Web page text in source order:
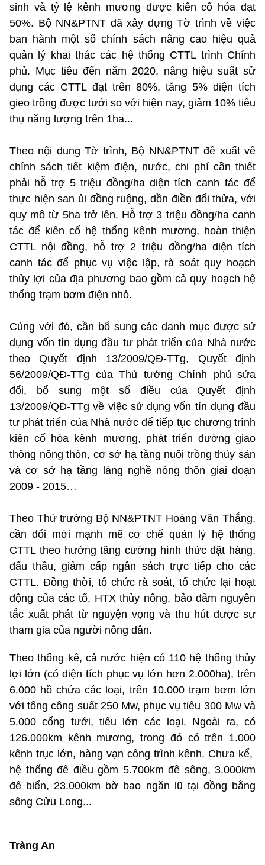
sinh và tỷ lệ kênh mương được kiên cố hóa đạt
50%. Bộ NN&PTNT đã xây dựng Tờ trình về việc
ban hành một số chính sách nâng cao hiệu quả
quản lý khai thác các hệ thống CTTL trình Chính
phủ. Mục tiêu đến năm 2020, nâng hiệu suất sử
dụng các CTTL đạt trên 80%, tăng 5% diện tích
gieo trồng được tưới so với hiện nay, giảm 10% tiêu
thụ năng lượng trên 1ha...
Theo nội dung Tờ trình, Bộ NN&PTNT đề xuất về
chính sách tiết kiệm điện, nước, chi phí cần thiết
phải hỗ trợ 5 triệu đồng/ha diện tích canh tác để
thực hiện san ủi đồng ruộng, dồn điền đổi thửa, với
quy mô từ 5ha trở lên. Hỗ trợ 3 triệu đồng/ha canh
tác để kiên cố hệ thống kênh mương, hoàn thiện
CTTL nội đồng, hỗ trợ 2 triệu đồng/ha diện tích
canh tác để phục vụ việc lập, rà soát quy hoạch
thủy lợi của địa phương bao gồm cả quy hoạch hệ
thống trạm bơm điện nhỏ.
Cùng với đó, cần bổ sung các danh mục được sử
dụng vốn tín dụng đầu tư phát triển của Nhà nước
theo Quyết định 13/2009/QĐ-TTg, Quyết định
56/2009/QĐ-TTg của Thủ tướng Chính phủ sửa
đổi, bổ sung một số điều của Quyết định
13/2009/QĐ-TTg về việc sử dụng vốn tín dụng đầu
tư phát triển của Nhà nước để tiếp tục chương trình
kiên cố hóa kênh mương, phát triển đường giao
thông nông thôn, cơ sở hạ tầng nuôi trồng thủy sản
và cơ sở hạ tầng làng nghề nông thôn giai đoạn
2009 - 2015…
Theo Thứ trưởng Bộ NN&PTNT Hoàng Văn Thắng,
cần đổi mới mạnh mẽ cơ chế quản lý hệ thống
CTTL theo hướng tăng cường hình thức đặt hàng,
đấu thầu, giảm cấp ngân sách trực tiếp cho các
CTTL. Đồng thời, tổ chức rà soát, tổ chức lại hoạt
động của các tổ, HTX thủy nông, bảo đảm nguyên
tắc xuất phát từ nguyện vọng và thu hút được sự
tham gia của người nông dân.
Theo thống kê, cả nước hiện có 110 hệ thống thủy
lợi lớn (có diện tích phục vụ lớn hơn 2.000ha), trên
6.000 hồ chứa các loại, trên 10.000 trạm bơm lớn
với tổng công suất 250 Mw, phục vụ tiêu 300 Mw và
5.000 cống tưới, tiêu lớn các loại. Ngoài ra, có
126.000km kênh mương, trong đó có trên 1.000
kênh trục lớn, hàng vạn công trình kênh. Chưa kể,
hệ thống đê điều gồm 5.700km đê sông, 3.000km
đê biển, 23.000km bờ bao ngăn lũ tại đồng bằng
sông Cửu Long...
Tràng An